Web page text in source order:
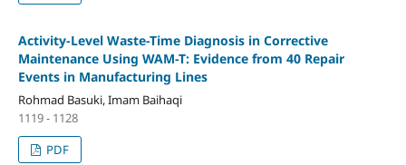
Activity-Level Waste-Time Diagnosis in Corrective
Maintenance Using WAM-T: Evidence from 40 Repair
Events in Manufacturing Lines
Rohmad Basuki, Imam Baihaqi
1119 - 1128
PDF